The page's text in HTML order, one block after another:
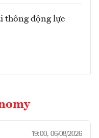
thông động lực
19:00, 06/08/2026